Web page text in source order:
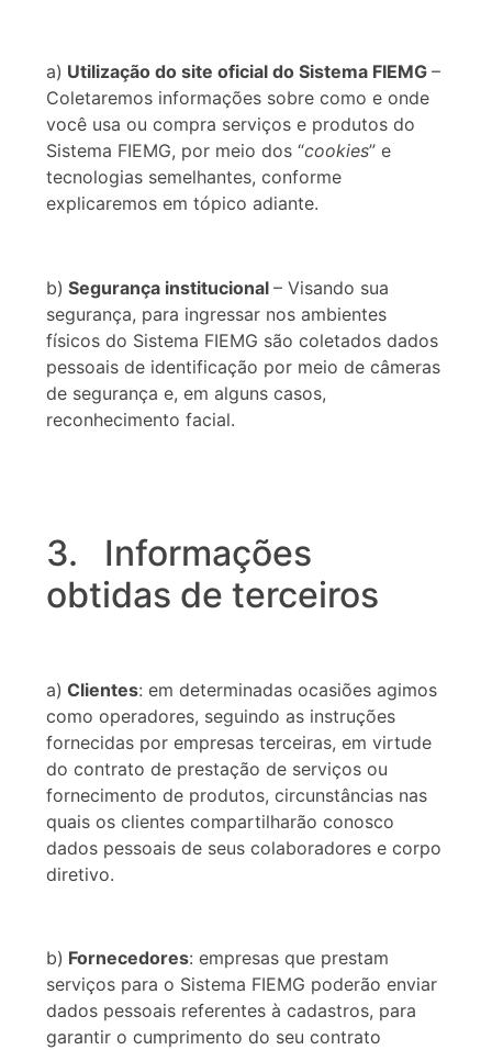
a) Utilização do site oficial do Sistema FIEMG–
Coletaremos informações sobre como e onde
você usa ou compra serviços e produtos do
Sistema FIEMG, por meio dos “cookies” e
tecnologias semelhantes, conforme
explicaremos em tópico adiante.
b) Segurança institucional– Visando sua
segurança, para ingressar nos ambientes
físicos do Sistema FIEMG são coletados dados
pessoais de identificação por meio de câmeras
de segurança e, em alguns casos,
reconhecimento facial.
3. Informações
obtidas de terceiros
a) Clientes: em determinadas ocasiões agimos
como operadores, seguindo as instruções
fornecidas por empresas terceiras, em virtude
do contrato de prestação de serviços ou
fornecimento de produtos, circunstâncias nas
quais os clientes compartilharão conosco
dados pessoais de seus colaboradores e corpo
diretivo.
b) Fornecedores: empresas que prestam
serviços para o Sistema FIEMG poderão enviar
dados pessoais referentes à cadastros, para
garantir o cumprimento do seu contrato